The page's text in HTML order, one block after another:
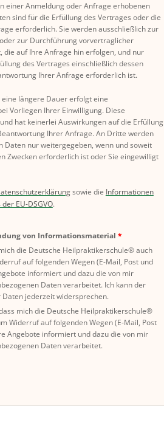
einer Anmeldung oder Anfrage erhobenen
sind für die Erfüllung des Vertrages oder die
erforderlich. Sie werden ausschließlich zur
zur Durchführung vorvertraglicher
die auf Ihre Anfrage hin erfolgen, und nur
des Vertrages einschließlich dessen
Ihrer Anfrage erforderlich ist.
längere Dauer erfolgt eine
Vorliegen Ihrer Einwilligung. Diese
hat keinerlei Auswirkungen auf die Erfüllung
Ihrer Anfrage. An Dritte werden
Daten nur weitergegeben, wenn und soweit
Zwecken erforderlich ist oder Sie eingewilligt
sowie die Informationen
EU-DSGVO.
von Informationsmaterial
die Deutsche Heilpraktikerschule® auch
auf folgenden Wegen (E-Mail, Post und
informiert und dazu die von mir
Daten verarbeitet. Ich kann der
jederzeit widersprechen.
mich die Deutsche Heilpraktikerschule®
Widerruf auf folgenden Wegen (E-Mail, Post
Angebote informiert und dazu die von mir
Daten verarbeitet.